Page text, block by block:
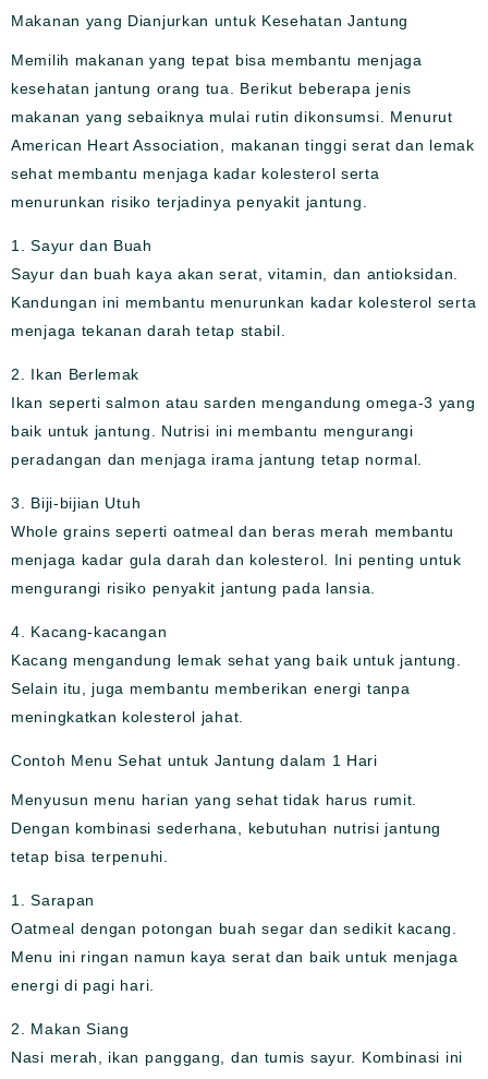
Makanan yang Dianjurkan untuk Kesehatan Jantung
Memilih makanan yang tepat bisa membantu menjaga
kesehatan jantung orang tua. Berikut beberapa jenis
makanan yang sebaiknya mulai rutin dikonsumsi. Menurut
American Heart Association, makanan tinggi serat dan lemak
sehat membantu menjaga kadar kolesterol serta
menurunkan risiko terjadinya penyakit jantung.
1. Sayur dan Buah
Sayur dan buah kaya akan serat, vitamin, dan antioksidan.
Kandungan ini membantu menurunkan kadar kolesterol serta
menjaga tekanan darah tetap stabil.
2. Ikan Berlemak
Ikan seperti salmon atau sarden mengandung omega-3 yang
baik untuk jantung. Nutrisi ini membantu mengurangi
peradangan dan menjaga irama jantung tetap normal.
3. Biji-bijian Utuh
Whole grains seperti oatmeal dan beras merah membantu
menjaga kadar gula darah dan kolesterol. Ini penting untuk
mengurangi risiko penyakit jantung pada lansia.
4. Kacang-kacangan
Kacang mengandung lemak sehat yang baik untuk jantung.
Selain itu, juga membantu memberikan energi tanpa
meningkatkan kolesterol jahat.
Contoh Menu Sehat untuk Jantung dalam 1 Hari
Menyusun menu harian yang sehat tidak harus rumit.
Dengan kombinasi sederhana, kebutuhan nutrisi jantung
tetap bisa terpenuhi.
1. Sarapan
Oatmeal dengan potongan buah segar dan sedikit kacang.
Menu ini ringan namun kaya serat dan baik untuk menjaga
energi di pagi hari.
2. Makan Siang
Nasi merah, ikan panggang, dan tumis sayur. Kombinasi ini